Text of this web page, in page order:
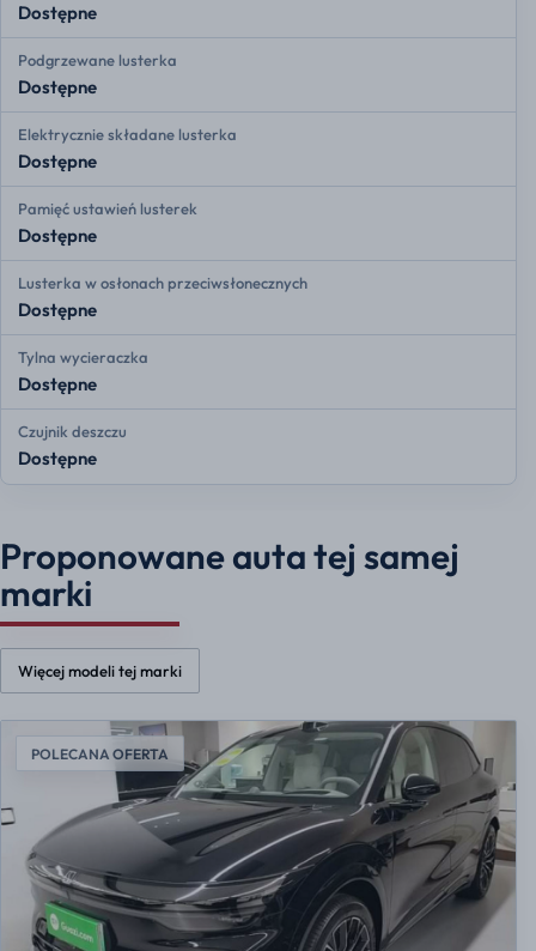
Dostępne
Podgrzewane lusterka
Dostępne
Elektrycznie składane lusterka
Dostępne
Pamięć ustawień lusterek
Dostępne
Lusterka w osłonach przeciwsłonecznych
Dostępne
Tylna wycieraczka
Dostępne
Czujnik deszczu
Dostępne
Proponowane auta tej samej
marki
Więcej modeli tej marki
POLECANA OFERTA